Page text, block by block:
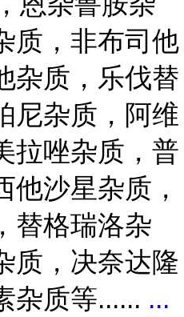
质，非布司他
杂质，乐伐替
尼杂质，阿维
拉唑杂质，普
他沙星杂质，
替格瑞洛杂
质，决奈达隆
杂质等...... ...